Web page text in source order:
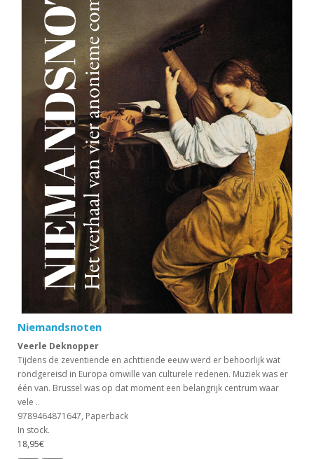
Niemandsnoten
Veerle Deknopper
Tijdens de zeventiende en achttiende eeuw werd er behoorlijk wat
rondgereisd in Europa omwille van culturele redenen. Muziek was er
één van. Brussel was op dat moment een belangrijk centrum waar
vele ..
9789464871647, Paperback
In stock.
18,95€